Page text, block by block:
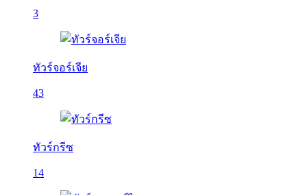
3
ทัวร์จอร์เจีย
43
ทัวร์กรีซ
14